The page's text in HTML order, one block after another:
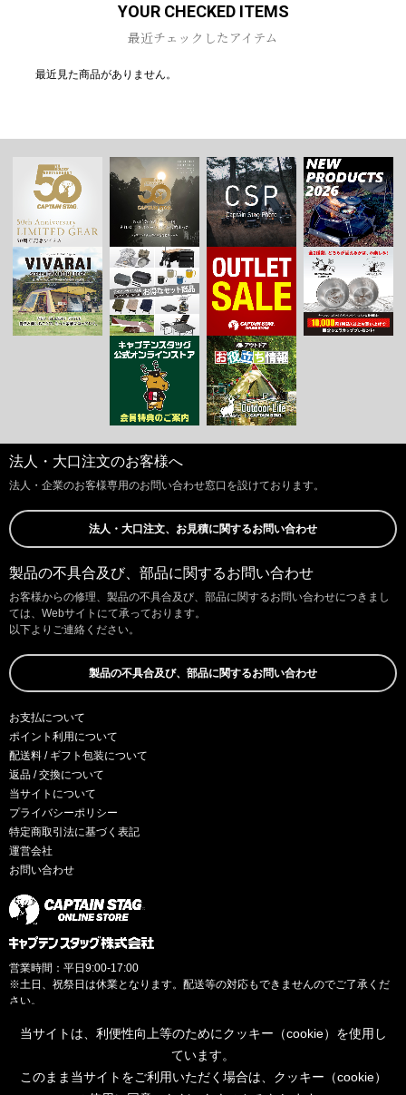
YOUR CHECKED ITEMS
最近チェックしたアイテム
最近見た商品がありません。
法人・大口注文のお客様へ
法人・企業のお客様専用のお問い合わせ窓口を設けております。
法人・大口注文、お見積に関するお問い合わせ
製品の不具合及び、部品に関するお問い合わせ
お客様からの修理、製品の不具合及び、部品に関するお問い合わせにつきまし
ては、Webサイトにて承っております。
以下よりご連絡ください。
製品の不具合及び、部品に関するお問い合わせ
お支払について
ポイント利用について
配送料 / ギフト包装について
返品 / 交換について
当サイトについて
プライバシーポリシー
特定商取引法に基づく表記
運営会社
お問い合わせ
営業時間：平日9:00-17:00
※土日、祝祭日は休業となります。配送等の対応もできませんのでご了承くだ
さい。
当サイトは、利便性向上等のためにクッキー（cookie）を使用し
ています。
このまま当サイトをご利用いただく場合は、クッキー（cookie）